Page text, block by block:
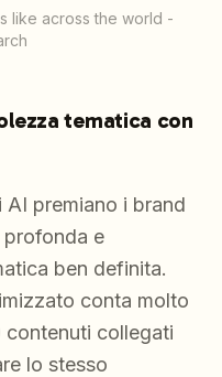
like across the world -
tematica con
AI premiano i brand
e
ben definita.
conta molto
contenuti collegati
lo stesso